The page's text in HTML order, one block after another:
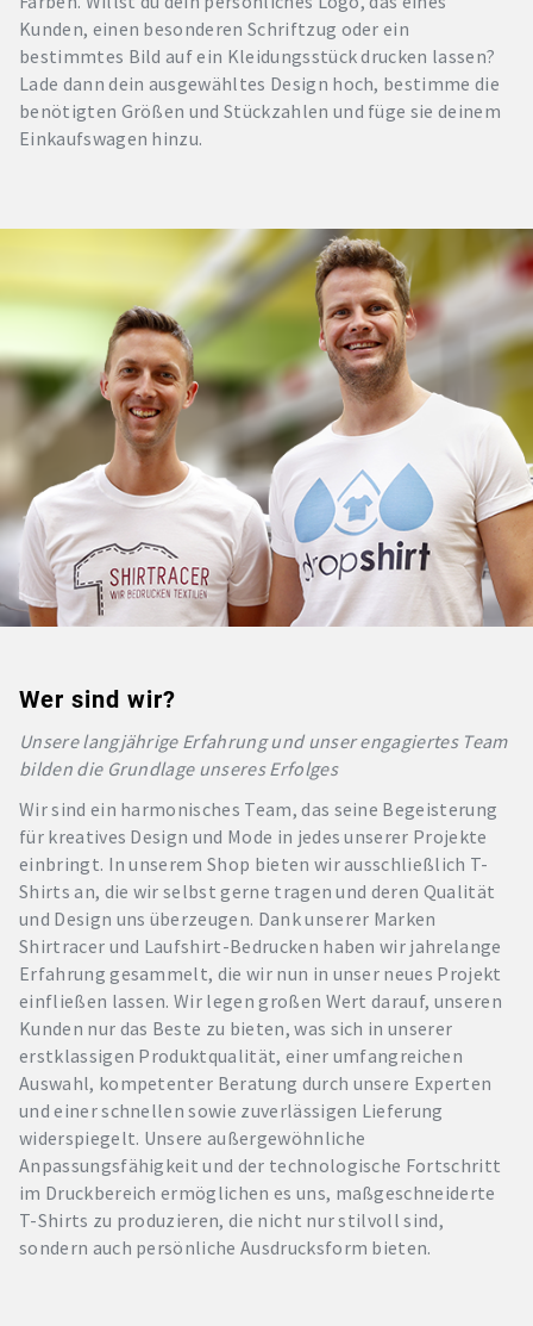
Kunden, einen besonderen Schriftzug oder ein
bestimmtes Bild auf ein Kleidungsstück drucken lassen?
Lade dann dein ausgewähltes Design hoch, bestimme die
benötigten Größen und Stückzahlen und füge sie deinem
Einkaufswagen hinzu.
Wer sind wir?
Unsere langjährige Erfahrung und unser engagiertes Team
bilden die Grundlage unseres Erfolges
Wir sind ein harmonisches Team, das seine Begeisterung
für kreatives Design und Mode in jedes unserer Projekte
einbringt. In unserem Shop bieten wir ausschließlich T-
Shirts an, die wir selbst gerne tragen und deren Qualität
und Design uns überzeugen. Dank unserer Marken
Shirtracer und Laufshirt-Bedrucken haben wir jahrelange
Erfahrung gesammelt, die wir nun in unser neues Projekt
einfließen lassen. Wir legen großen Wert darauf, unseren
Kunden nur das Beste zu bieten, was sich in unserer
erstklassigen Produktqualität, einer umfangreichen
Auswahl, kompetenter Beratung durch unsere Experten
und einer schnellen sowie zuverlässigen Lieferung
widerspiegelt. Unsere außergewöhnliche
Anpassungsfähigkeit und der technologische Fortschritt
im Druckbereich ermöglichen es uns, maßgeschneiderte
T-Shirts zu produzieren, die nicht nur stilvoll sind,
sondern auch persönliche Ausdrucksform bieten.